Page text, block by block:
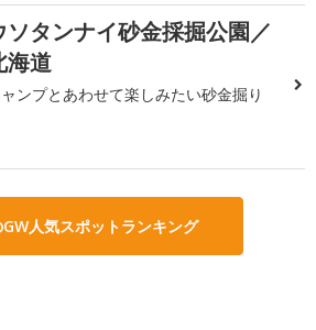
ソタンナイ砂金採掘公園／
海道
ンプとあわせて楽しみたい砂金掘り
人気スポットランキング